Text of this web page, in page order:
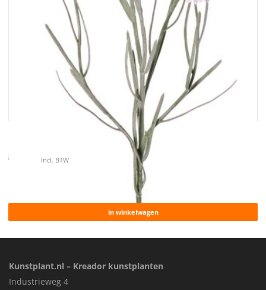
Kunstbloem Korenbloem (Centaurea cyanus) , 66cm
€ Incl. BTW
in winkelwagen
Kunstplant.nl – Kreador kunstplanten
Industrieweg 4